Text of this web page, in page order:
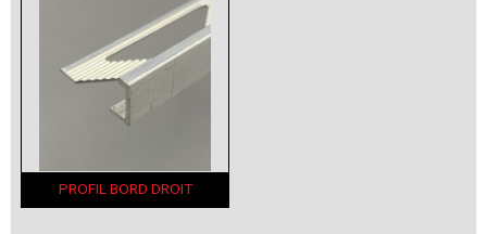
PROFIL BORD DROIT